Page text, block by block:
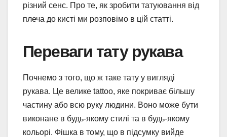
різний сенс. Про те, як зробити татуювання від
плеча до кисті ми розповімо в цій статті.
Переваги тату рукава
Почнемо з того, що ж таке тату у вигляді
рукава. Це велике tattoo, яке покриває більшу
частину або всю руку людини. Воно може бути
виконане в будь-якому стилі та в будь-якому
кольорі. Фішка в тому, що в підсумку вийде